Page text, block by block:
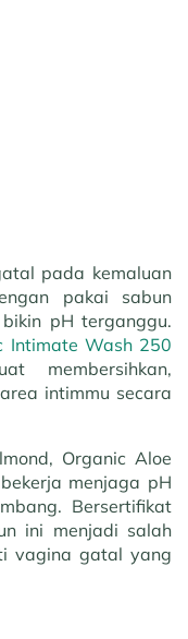
pada kemaluan
pakai sabun
pH terganggu.
Intimate Wash 250
membersihkan,
intimmu secara
Organic Aloe
menjaga pH
Bersertifikat
ini menjadi salah
vagina gatal yang